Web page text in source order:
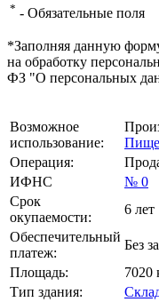
* - Обязательные поля
*Заполняя данную
на обработку
ФЗ "О персональных
Возможное
использование:
Операция:
ИФНС
№ 0
Срок
окупаемости:
6 лет
Обеспечительный
платеж:
Без
Площадь:
7020
Тип здания: